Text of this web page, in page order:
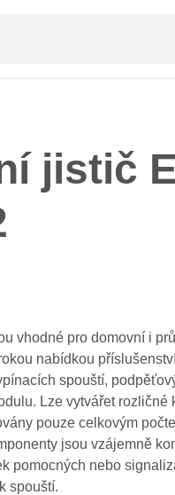
jistič
vhodné pro domovní i
nabídkou
spouští,
Lze vytvářet rozličné
pouze celkovým
jsou vzájemně
pomocných nebo
spouští.